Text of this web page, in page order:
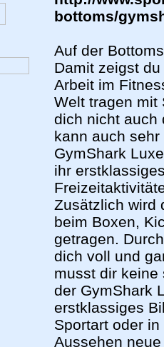
bottoms/
Auf der
Damit zeigst
Arbeit im
Welt tragen mit
dich nicht auch
kann auch
GymShark
ihr
Zusätzlich wird
beim Boxen,
getragen.
dich voll und
musst dir keine
der GymShark
erstklassiges
Sportart oder
Aussehen